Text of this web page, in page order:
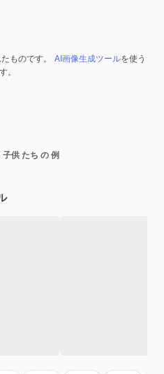
ものです。 AI画像生成ツールを使う
。
供 たち の 例